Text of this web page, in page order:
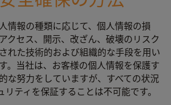
情報の種類に応じて、個人情報の損
クセス、開示、改ざん、破壊のリスク
れた技術的および組織的な手段を用い
。当社は、お客様の個人情報を保護す
な努力をしていますが、すべての状況
ティを保証することは不可能です。